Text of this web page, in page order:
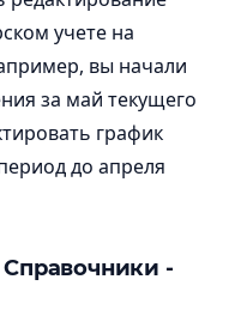
учете на
вы начали
за май текущего
график
до апреля
-